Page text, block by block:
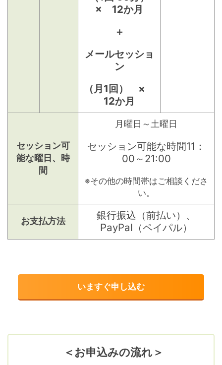
× 12か月
＋
メールセッショ
ン
（月1回） ×
12か月
セッション可
能な曜日、時
間
月曜日～土曜日
セッション可能な時間11：
00～21:00
※その他の時間帯はご相談くださ
い。
お支払方法
銀行振込（前払い）、
PayPal（ペイパル）
いますぐ申し込む
＜お申込みの流れ＞